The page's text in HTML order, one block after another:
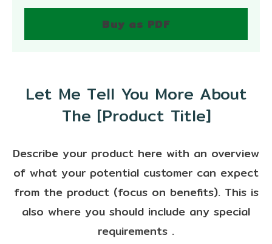
Buy as PDF
Let Me Tell You More About
The [Product Title]
Describe your product here with an overview
of what your potential customer can expect
from the product (focus on benefits). This is
also where you should include any special
requirements .